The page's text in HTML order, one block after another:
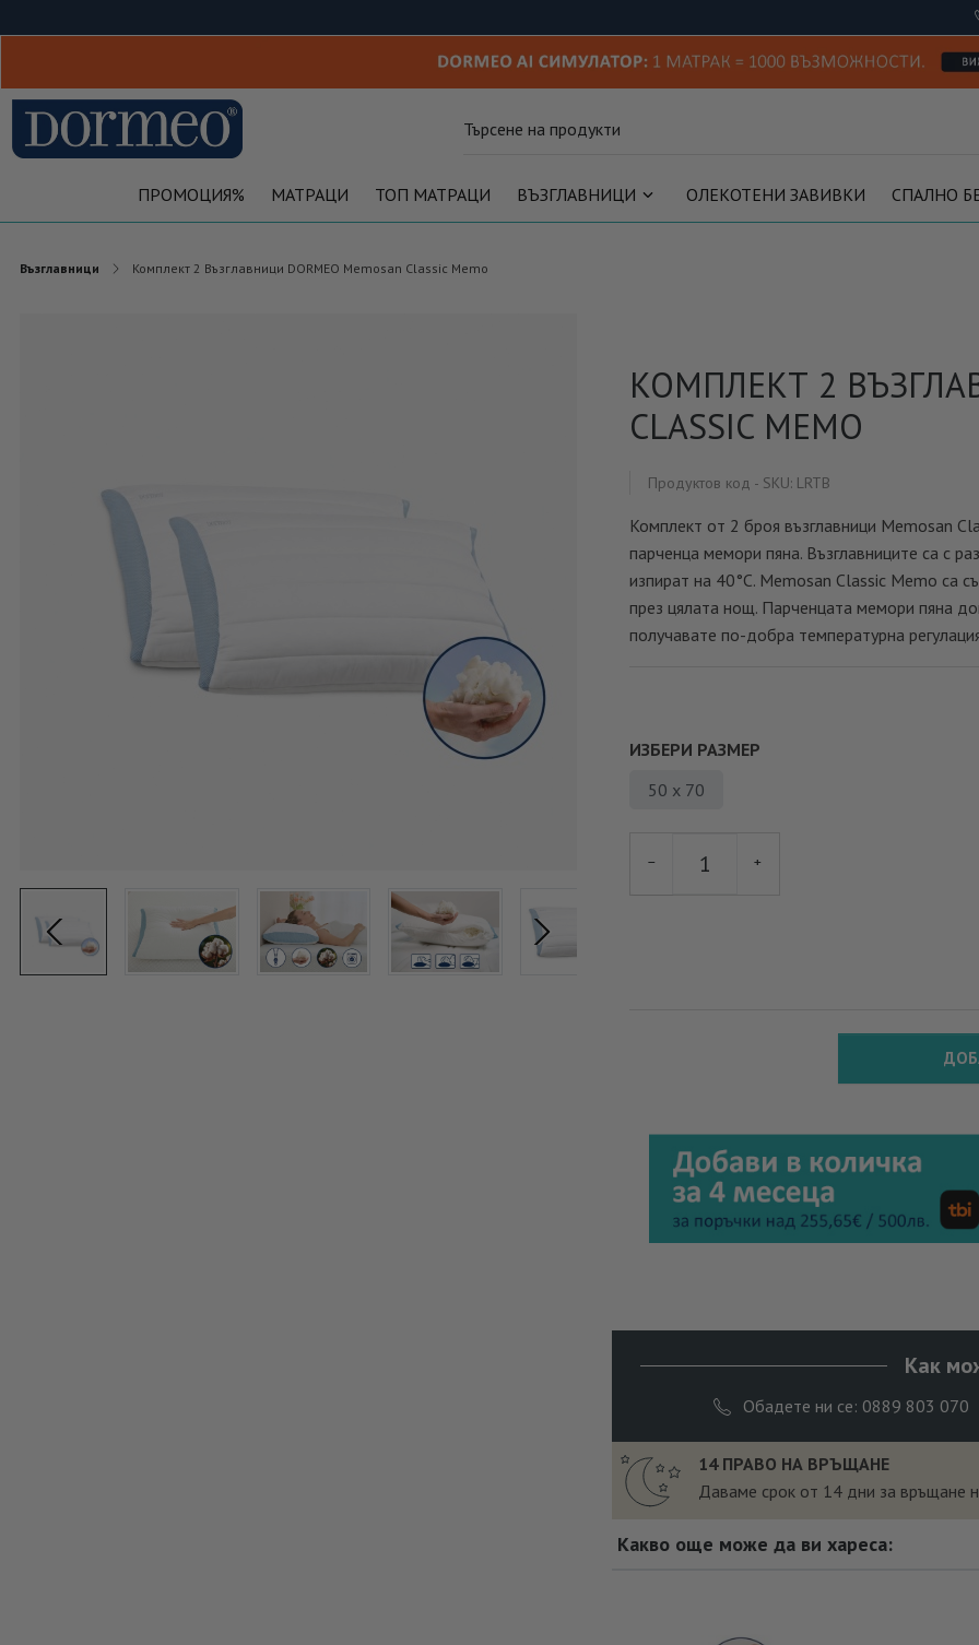
ПРОМОЦИЯ% МАТРАЦИ ТОП МАТРАЦИ ВЪЗГЛАВНИЦИ ОЛЕКОТЕНИ ЗАВИВКИ СПАЛНО
Възглавници Комплект 2 Възглавници DORMEO Memosan Classic Memo
КОМПЛЕКТ 2
CLASSIC MEMO
Продуктов код - SKU LRTB
Комплект от 2 броя възглавници Memosan
парченца мемори пяна. Възглавниците са с
изпират на 40°C. Memosan Classic Memo са
през цялата нощ. Парченцата мемори пяна
получавате по-добра температурна
ИЗБЕРИ РАЗМЕР
50 x 70
− +
Как
Обадете ни се: 0889 803 070
14 ПРАВО НА ВРЪЩАНЕ
Даваме срок от 14 дни за връщане
Какво още може да ви хареса: